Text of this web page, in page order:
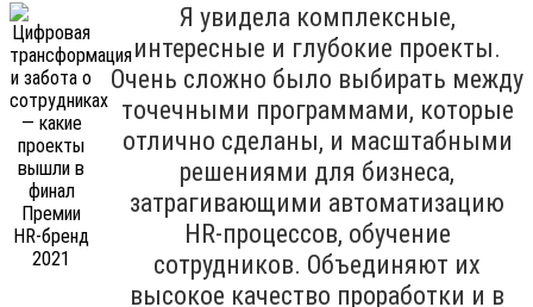
Я увидела комплексные,
интересные и глубокие проекты.
Очень сложно было выбирать между
точечными программами, которые
отлично сделаны, и масштабными
решениями для бизнеса,
затрагивающими автоматизацию
HR-процессов, обучение
сотрудников. Объединяют их
высокое качество проработки и в